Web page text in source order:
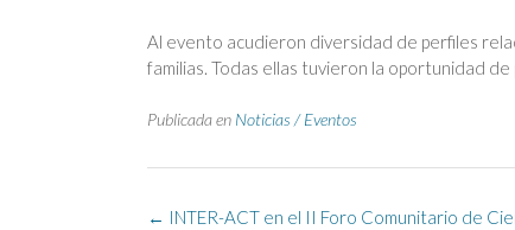
Al evento acudieron diversidad de perfiles
familias. Todas ellas tuvieron la oportunidad
Publicada en Noticias / Eventos
Navegación
← INTER-ACT en el II Foro Comunitario de